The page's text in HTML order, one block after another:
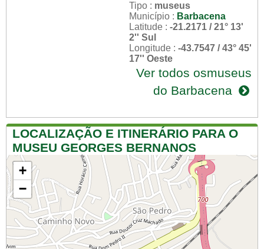
Tipo : museus
Município : Barbacena
Latitude : -21.2171 / 21° 13'
2'' Sul
Longitude : -43.7547 / 43° 45'
17'' Oeste
Ver todos osmuseus
do Barbacena
LOCALIZAÇÃO E ITINERÁRIO PARA O
MUSEU GEORGES BERNANOS
+
−